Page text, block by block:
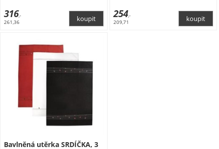
316,-
261,36
254,-
209,71
Bavlněná utěrka SRDÍČKA, 3